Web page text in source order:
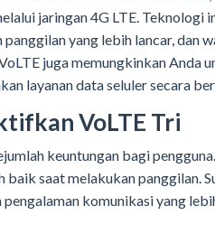
jaringan 4G LTE. Teknologi
yang lebih lancar, dan
juga memungkinkan Anda
layanan data seluler secara
VoLTE Tri
keuntungan bagi
saat melakukan panggilan.
komunikasi yang